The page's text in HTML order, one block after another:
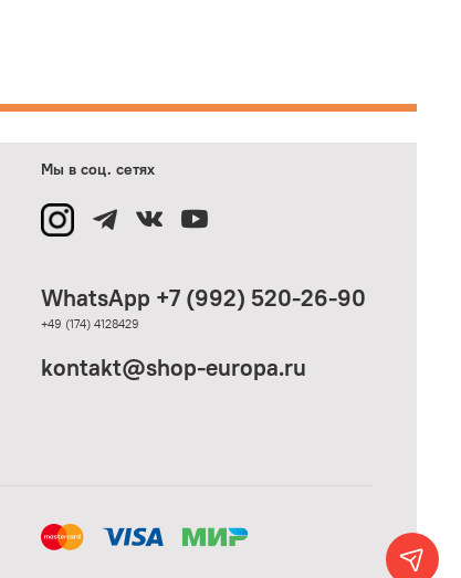
Мы в соц. сетях
WhatsApp +7 (992) 520-26-90
+49 (174) 4128429
kontakt@shop-europa.ru